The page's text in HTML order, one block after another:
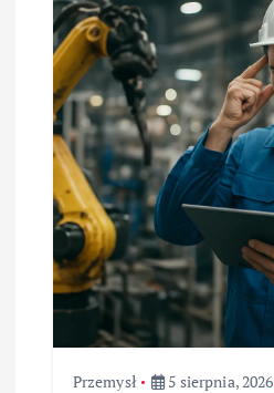
Przemysł
5 sierpnia, 2026